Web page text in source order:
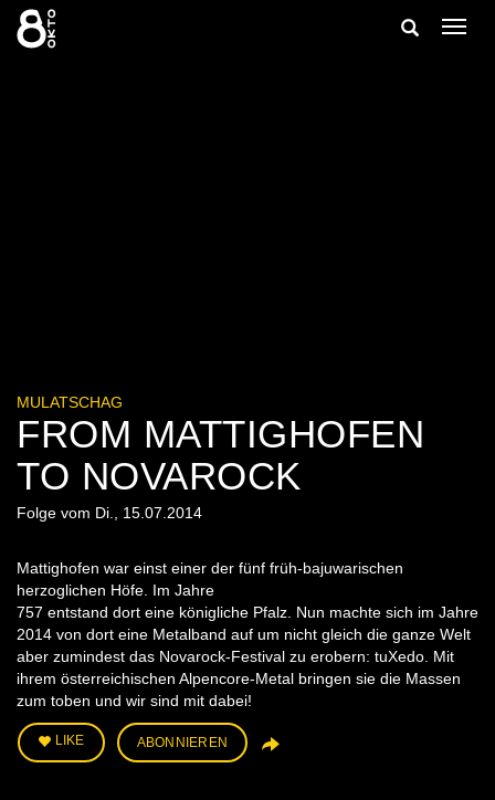
Zum
Inhalt
springen
Suche
MULATSCHAG
FROM MATTIGHOFEN
TO NOVAROCK
Folge vom Di., 15.07.2014
Mattighofen war einst einer der fünf früh-bajuwarischen
herzoglichen Höfe. Im Jahre
757 entstand dort eine königliche Pfalz. Nun machte sich im Jahre
2014 von dort eine Metalband auf um nicht gleich die ganze Welt
aber zumindest das Novarock-Festival zu erobern: tuXedo. Mit
ihrem österreichischen Alpencore-Metal bringen sie die Massen
zum toben und wir sind mit dabei!
LIKE ABONNIEREN